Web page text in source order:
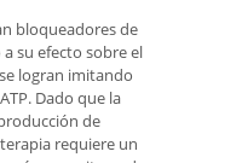
bloqueadores de
su efecto sobre el
logran imitando
Dado que la
de
requiere un